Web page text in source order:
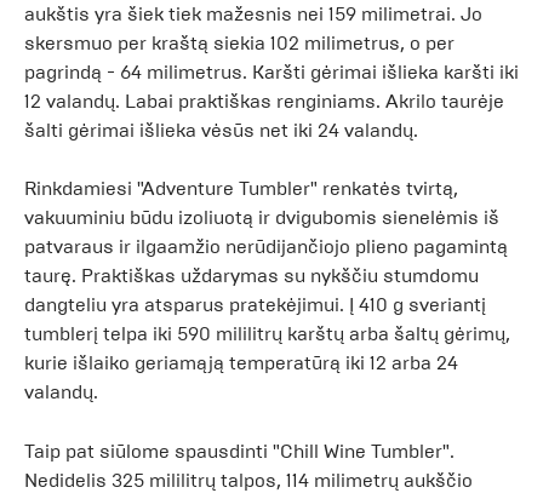
aukštis yra šiek tiek mažesnis nei 159 milimetrai. Jo
skersmuo per kraštą siekia 102 milimetrus, o per
pagrindą - 64 milimetrus. Karšti gėrimai išlieka karšti iki
12 valandų. Labai praktiškas renginiams. Akrilo taurėje
šalti gėrimai išlieka vėsūs net iki 24 valandų.
Rinkdamiesi "Adventure Tumbler" renkatės tvirtą,
vakuuminiu būdu izoliuotą ir dvigubomis sienelėmis iš
patvaraus ir ilgaamžio nerūdijančiojo plieno pagamintą
taurę. Praktiškas uždarymas su nykščiu stumdomu
dangteliu yra atsparus pratekėjimui. Į 410 g sveriantį
tumblerį telpa iki 590 mililitrų karštų arba šaltų gėrimų,
kurie išlaiko geriamąją temperatūrą iki 12 arba 24
valandų.
Taip pat siūlome spausdinti "Chill Wine Tumbler".
Nedidelis 325 mililitrų talpos, 114 milimetrų aukščio